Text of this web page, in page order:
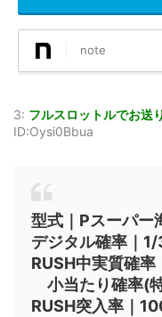
note
3: フルスロットルでお送
ID:Oysi0Bbua
型式｜Pスーパー
デジタル確率｜
RUSH中実質確
小当たり確率(
RUSH突入率｜